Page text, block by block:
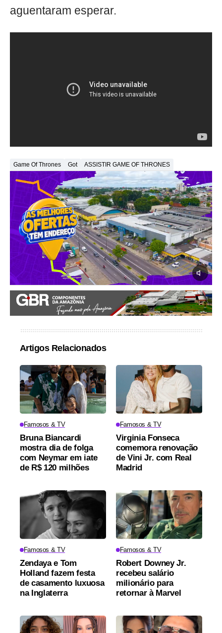
aguentaram esperar.
Game Of Thrones Got ASSISTIR GAME OF THRONES
Artigos Relacionados
Famosos & TV
Bruna Biancardi
mostra dia de folga
com Neymar em iate
de R$ 120 milhões
Famosos & TV
Virginia Fonseca
comemora renovação
de Vini Jr. com Real
Madrid
Famosos & TV
Zendaya e Tom
Holland fazem festa
de casamento luxuosa
na Inglaterra
Famosos & TV
Robert Downey Jr.
recebeu salário
milionário para
retornar à Marvel